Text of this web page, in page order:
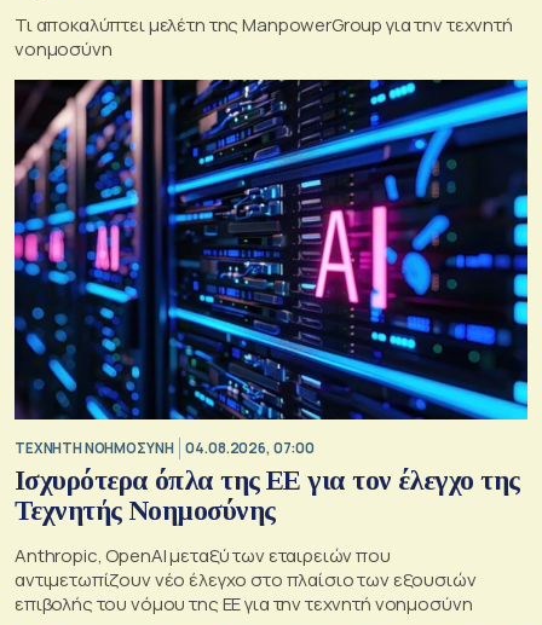
Τι αποκαλύπτει μελέτη της ManpowerGroup για την τεχνητή
νοημοσύνη
TΕΧΝΗΤΗ ΝΟΗΜΟΣΥΝΗ 04.08.2026, 07:00
Ισχυρότερα όπλα της ΕΕ για τον έλεγχο της
Τεχνητής Νοημοσύνης
Anthropic, OpenAI μεταξύ των εταιρειών που
αντιμετωπίζουν νέο έλεγχο στο πλαίσιο των εξουσιών
επιβολής του νόμου της ΕΕ για την τεχνητή νοημοσύνη